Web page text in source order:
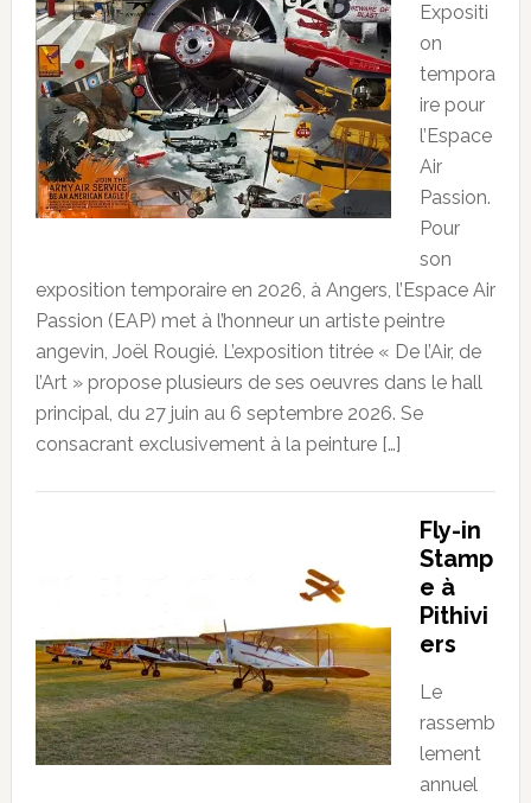
Expositi
on
tempora
ire pour
l’Espace
Air
Passion.
Pour
son
exposition temporaire en 2026, à Angers, l’Espace Air
Passion (EAP) met à l’honneur un artiste peintre
angevin, Joël Rougié. L’exposition titrée « De l’Air, de
l’Art » propose plusieurs de ses oeuvres dans le hall
principal, du 27 juin au 6 septembre 2026. Se
consacrant exclusivement à la peinture […]
Fly-in
Stamp
e à
Pithivi
ers
Le
rassemb
lement
annuel